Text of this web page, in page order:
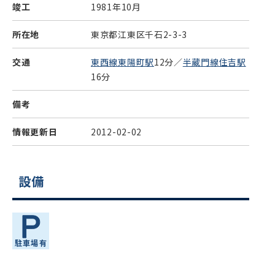
竣工 1981年10月
所在地 東京都江東区千石2-3-3
交通 東西線東陽町駅12分／半蔵門線住吉駅
16分
備考
情報更新日 2012-02-02
設備